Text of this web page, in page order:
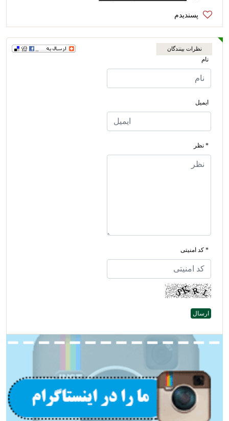
نظرات بینندگان
نام
ایمیل
* نظر
* کد امنیتی